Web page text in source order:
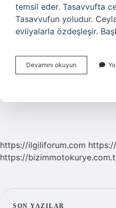
temsil eder. Tasavvufta
Tasavvufun yoludur.
evliyalarla özdeşleşir.
Devamını okuyun
Ne
Fal
https://ilgiliforum.com
https://
SON YAZILAR